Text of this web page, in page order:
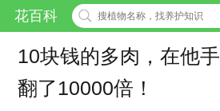
花百科
10块钱的多肉，在他
翻了10000倍！